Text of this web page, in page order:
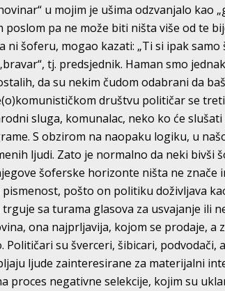
u mojim je ušima odzvanjalo kao
pa ne može biti ništa više od te
ni šoferu, mogao kazati: „Ti si ipak
tj. predsjednik. Haman smo
da su nekim čudom odabrani da
društvu političar se
sluga, komunalac, neko ko će
S obzirom na naopaku logiku, u
ljudi. Zato je normalno da neki bivši
šoferske horizonte ništa ne znače
pošto on politiku doživljava
sa turama glasova za usvajanje ili
ona najprljavija, kojom se prodaje, a
su šverceri, šibicari, podvodači,
ljude zainteresirane za materijalni
proces negativne selekcije, kojim su